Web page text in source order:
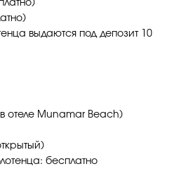
выдаются под депозит 10
отеле Munamar Beach)
бесплатно